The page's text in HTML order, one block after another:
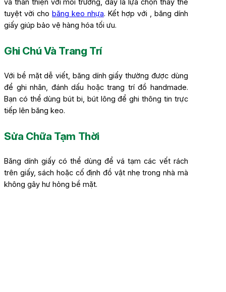
và thân thiện với môi trường, đây là lựa chọn thay thế
tuyệt vời cho băng keo nhựa. Kết hợp với , băng dính
giấy giúp bảo vệ hàng hóa tối ưu.
Ghi Chú Và Trang Trí
Với bề mặt dễ viết, băng dính giấy thường được dùng
để ghi nhãn, đánh dấu hoặc trang trí đồ handmade.
Bạn có thể dùng bút bi, bút lông để ghi thông tin trực
tiếp lên băng keo.
Sửa Chữa Tạm Thời
Băng dính giấy có thể dùng để vá tạm các vết rách
trên giấy, sách hoặc cố định đồ vật nhẹ trong nhà mà
không gây hư hỏng bề mặt.